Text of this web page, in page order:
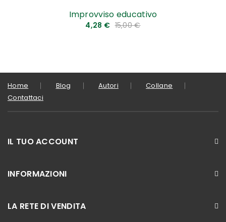
Improvviso educativo
4,28 € 15,00 €
Home Blog Autori
Collane
Contattaci
IL TUO ACCOUNT
INFORMAZIONI
LA RETE DI VENDITA